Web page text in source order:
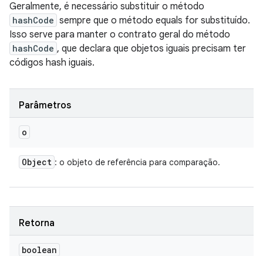
Geralmente, é necessário substituir o método
hashCode sempre que o método equals for substituído.
Isso serve para manter o contrato geral do método
hashCode , que declara que objetos iguais precisam ter
códigos hash iguais.
Parâmetros
o
Object : o objeto de referência para comparação.
Retorna
boolean